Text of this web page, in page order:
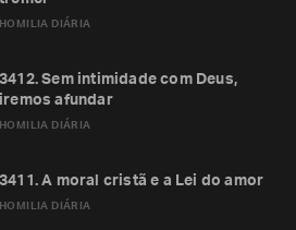
HOMILIA DIÁRIA
HOMILIA DIÁRIA
3412. Sem intimidade com Deus,
iremos afundar
HOMILIA DIÁRIA
3411. A moral cristã e a Lei do amor